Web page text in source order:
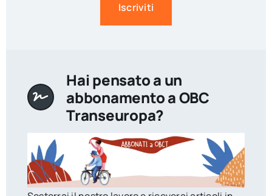
Iscriviti
Hai pensato a un
abbonamento a OBC
Transeuropa?